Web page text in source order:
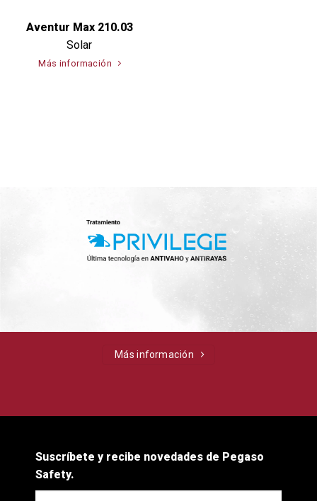
Aventur Max 210.03
Solar
Más información
Más información
Suscríbete y recibe novedades de Pegaso
Safety.